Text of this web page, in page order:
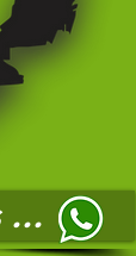
...